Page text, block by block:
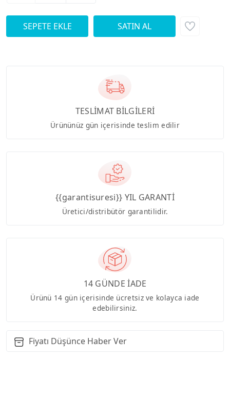
TESLİMAT BİLGİLERİ
Ürününüz gün içerisinde teslim edilir
{{garantisuresi}} YIL GARANTİ
Üretici/distribütör garantilidir.
14 GÜNDE İADE
Ürünü 14 gün içerisinde ücretsiz ve kolayca iade
edebilirsiniz.
Fiyatı Düşünce Haber Ver